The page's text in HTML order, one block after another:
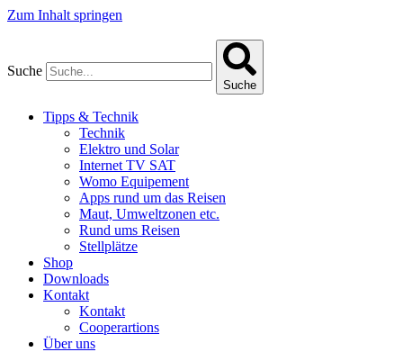
Zum Inhalt springen
Suche
Suche
Tipps & Technik
Technik
Elektro und Solar
Internet TV SAT
Womo Equipement
Apps rund um das Reisen
Maut, Umweltzonen etc.
Rund ums Reisen
Stellplätze
Shop
Downloads
Kontakt
Kontakt
Cooperartions
Über uns